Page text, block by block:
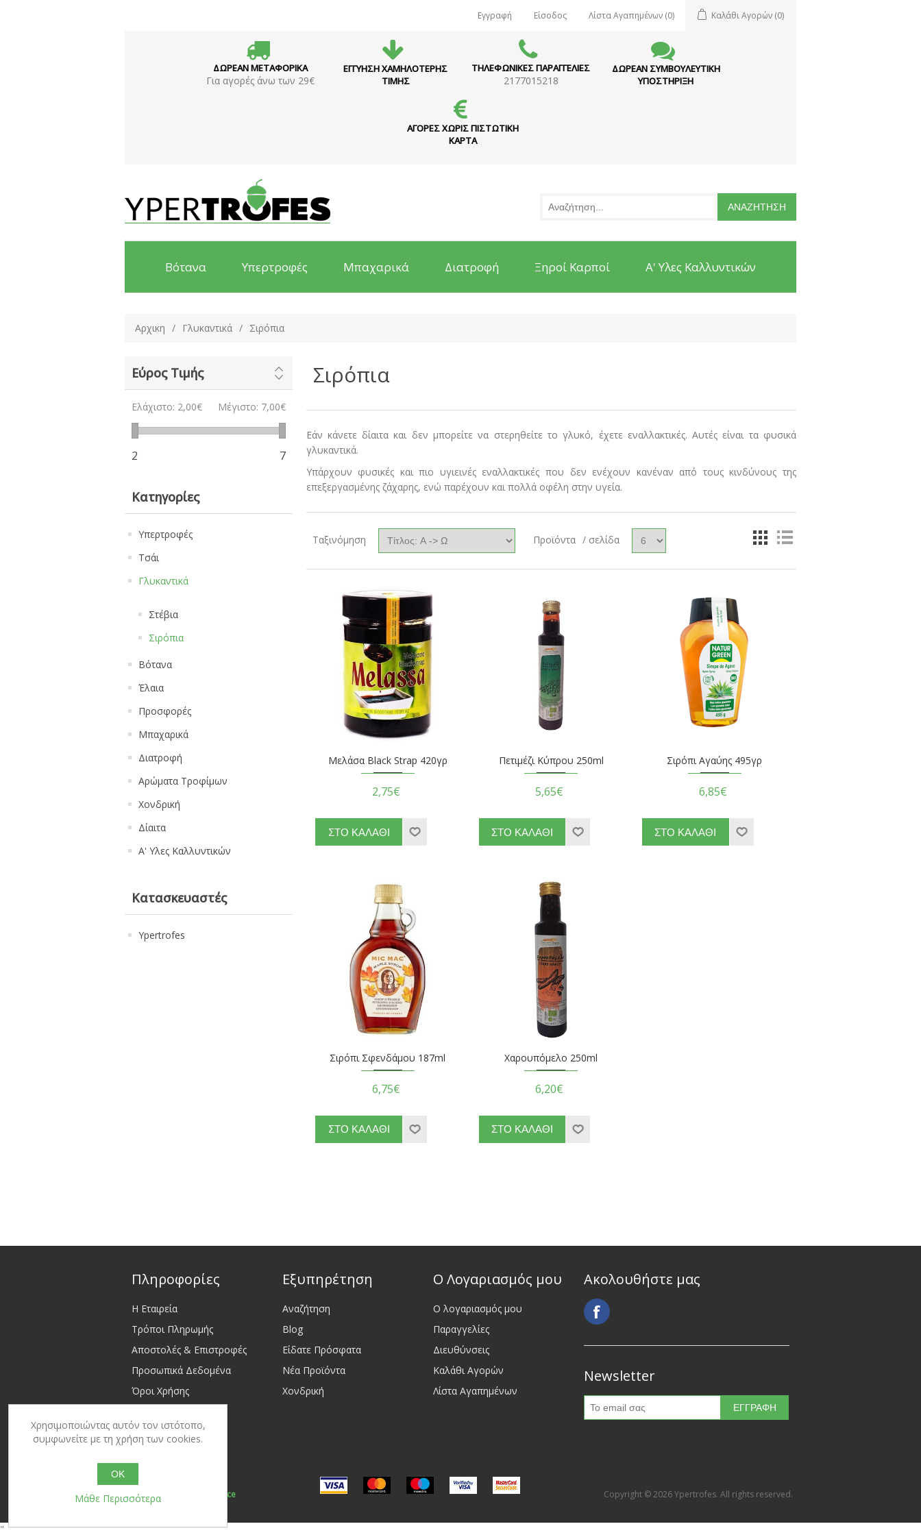
Εγγραφή Είσοδος Λίστα Αγαπημένων (0) Καλάθι Αγορών (0)
ΔΩΡΕΑΝ ΜΕΤΑΦΟΡΙΚΑ
Για αγορές άνω των 29€
ΕΓΓΥΗΣΗ ΧΑΜΗΛΟΤΕΡΗΣ
ΤΙΜΗΣ
ΤΗΛΕΦΩΝΙΚΕΣ ΠΑΡΑΓΓΕΛΙΕΣ
2177015218
ΔΩΡΕΑΝ ΣΥΜΒΟΥΛΕΥΤΙΚΗ
ΥΠΟΣΤΗΡΙΞΗ
ΑΓΟΡΕΣ ΧΩΡΙΣ ΠΙΣΤΩΤΙΚΗ
ΚΑΡΤΑ
Βότανα Υπερτροφές Μπαχαρικά Διατροφή Ξηροί Καρποί Α' Υλες Καλλυντικών
Αρχικη / Γλυκαντικά / Σιρόπια
Εύρος Τιμής
Ελάχιστο: 2,00€ Μέγιστο: 7,00€
2 7
Κατηγορίες
Υπερτροφές
Τσάι
Γλυκαντικά
Στέβια
Σιρόπια
Βότανα
Έλαια
Προσφορές
Μπαχαρικά
Διατροφή
Αρώματα Τροφίμων
Χονδρική
Δίαιτα
Α' Υλες Καλλυντικών
Κατασκευαστές
Ypertrofes
Σιρόπια
Εάν κάνετε δίαιτα και δεν μπορείτε να στερηθείτε το γλυκό, έχετε εναλλακτικές. Αυτές είναι τα φυσικά
γλυκαντικά.
Υπάρχουν φυσικές και πιο υγιεινές εναλλακτικές που δεν ενέχουν κανέναν από τους κινδύνους της
επεξεργασμένης ζάχαρης, ενώ παρέχουν και πολλά οφέλη στην υγεία.
Ταξινόμηση Προϊόντα / σελίδα
Μελάσα Black Strap 420γρ
2,75€
Πετιμέζι Κύπρου 250ml
5,65€
Σιρόπι Αγαύης 495γρ
6,85€
Σιρόπι Σφενδάμου 187ml
6,75€
Χαρουπόμελο 250ml
6,20€
Πληροφορίες
Η Εταιρεία
Τρόποι Πληρωμής
Αποστολές & Επιστροφές
Προσωπικά Δεδομένα
Όροι Χρήσης
Sitemap
Εξυπηρέτηση
Αναζήτηση
Blog
Είδατε Πρόσφατα
Νέα Προϊόντα
Χονδρική
Ο Λογαριασμός μου
Ο λογαριασμός μου
Παραγγελίες
Διευθύνσεις
Καλάθι Αγορών
Λίστα Αγαπημένων
Ακολουθήστε μας
Newsletter
Copyright © 2026 Ypertrofes. All rights reserved.
Powered by nopCommerce
Χρησιμοποιώντας αυτόν τον ιστότοπο,
συμφωνείτε με τη χρήση των cookies.
OK
Μάθε Περισσότερα
"